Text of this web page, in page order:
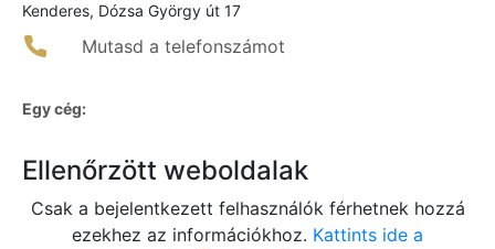
Kenderes, Dózsa György út 17
Mutasd a telefonszámot
Egy cég:
Ellenőrzött weboldalak
Csak a bejelentkezett felhasználók férhetnek hozzá
ezekhez az információkhoz. Kattints ide a